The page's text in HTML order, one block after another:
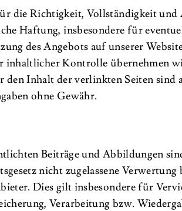
die Richtigkeit, Vollständigkeit
Haftung, insbesondere für
des Angebots auf unserer
inhaltlicher Kontrolle übernehmen
Inhalt der verlinkten Seiten sind
ohne Gewähr.
Beiträge und Abbildungen
nicht zugelassene
Dies gilt insbesondere für
Verarbeitung bzw.